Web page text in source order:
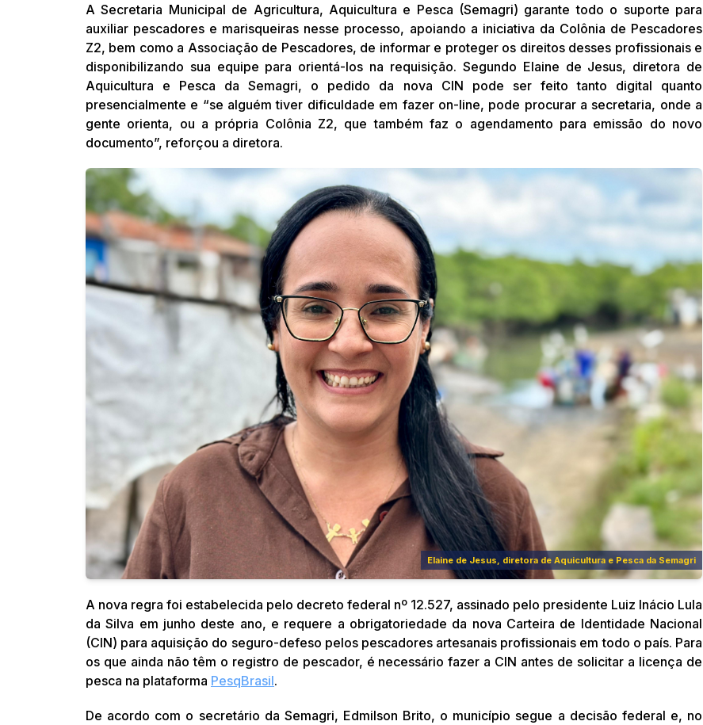
A Secretaria Municipal de Agricultura, Aquicultura e Pesca (Semagri) garante todo o suporte para
auxiliar pescadores e marisqueiras nesse processo, apoiando a iniciativa da Colônia de Pescadores
Z2, bem como a Associação de Pescadores, de informar e proteger os direitos desses profissionais e
disponibilizando sua equipe para orientá-los na requisição. Segundo Elaine de Jesus, diretora de
Aquicultura e Pesca da Semagri, o pedido da nova CIN pode ser feito tanto digital quanto
presencialmente e “se alguém tiver dificuldade em fazer on-line, pode procurar a secretaria, onde a
gente orienta, ou a própria Colônia Z2, que também faz o agendamento para emissão do novo
documento”, reforçou a diretora.
Elaine de Jesus, diretora de Aquicultura e Pesca da Semagri
A nova regra foi estabelecida pelo decreto federal nº 12.527, assinado pelo presidente Luiz Inácio Lula
da Silva em junho deste ano, e requere a obrigatoriedade da nova Carteira de Identidade Nacional
(CIN) para aquisição do seguro-defeso pelos pescadores artesanais profissionais em todo o país. Para
os que ainda não têm o registro de pescador, é necessário fazer a CIN antes de solicitar a licença de
pesca na plataforma PesqBrasil.
De acordo com o secretário da Semagri, Edmilson Brito, o município segue a decisão federal e, no